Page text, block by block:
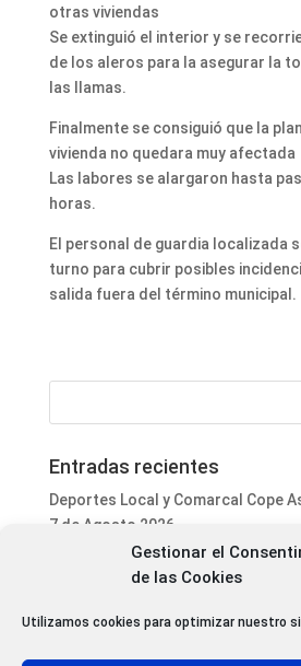
Gestionar el
de las Cookies
Utilizamos cookies para optimizar nuestro
otras viviendas
Se extinguió el interior y se
de los aleros para la asegurar la
las llamas.
Finalmente se consiguió que la
vivienda no quedara muy afectada
Las labores se alargaron hasta
horas.
El personal de guardia localizada
turno para cubrir posibles
salida fuera del término municipal.
Entradas recientes
Deportes Local y Comarcal Cope
7 de Agosto 2026
Informativo Mediodía Cope
Agosto 2026
San Justo de la Vega acoge este